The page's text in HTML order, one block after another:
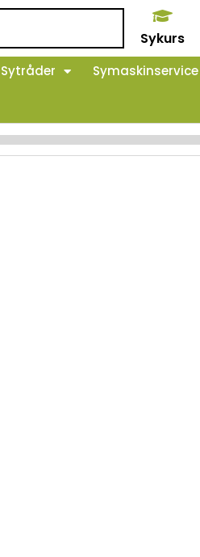
Sykurs
Sytråder Symaskinservice